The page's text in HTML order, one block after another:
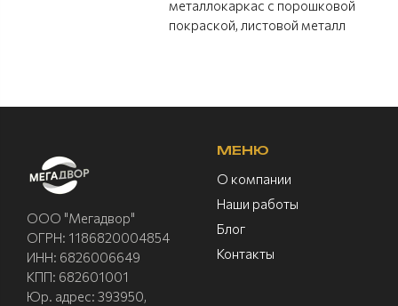
металлокаркас с порошковой
покраской, листовой металл
ООО "Мегадвор"
ОГРН: 1186820004854
ИНН: 6826006649
КПП: 682601001
Юр. адрес: 393950,
МЕНЮ
О компании
Наши работы
Блог
Контакты